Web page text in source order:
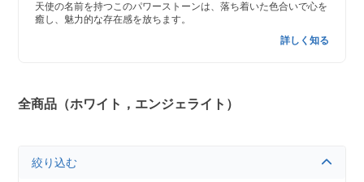
天使の名前を持つこのパワーストーンは、落ち着いた色合いで心を
癒し、魅力的な存在感を放ちます。
詳しく知る
全商品（ホワイト，エンジェライト）
絞り込む